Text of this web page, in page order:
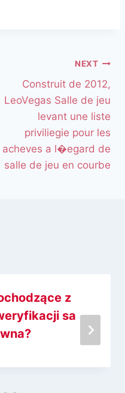
NEXT
Construit de 2012,
LeoVegas Salle de jeu
levant une liste
priviliegie pour les
acheves a l�egard de
salle de jeu en courbe
z
sa